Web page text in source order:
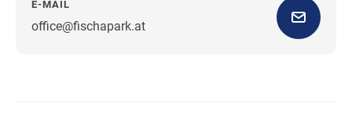
E-MAIL
office@fischapark.atWegbeschreibung